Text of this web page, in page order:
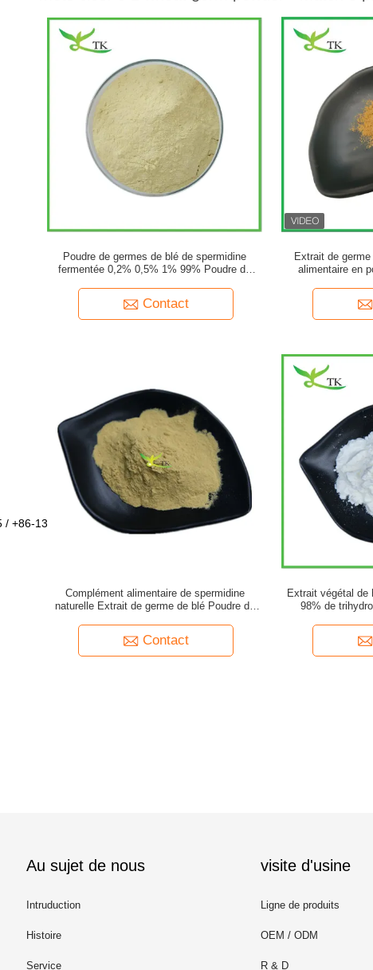
/ +86-13619217035
Poudre de germes de blé de spermidine
fermentée 0,2% 0,5% 1% 99% Poudre de
Contact
Extrait de
alimentaire en
Complément alimentaire de spermidine
naturelle Extrait de germe de blé Poudre de
Contact
Extrait végétal de
98% de
Au sujet de nous
Intruduction
Histoire
Service
visite d'usine
Ligne de produits
OEM / ODM
R & D